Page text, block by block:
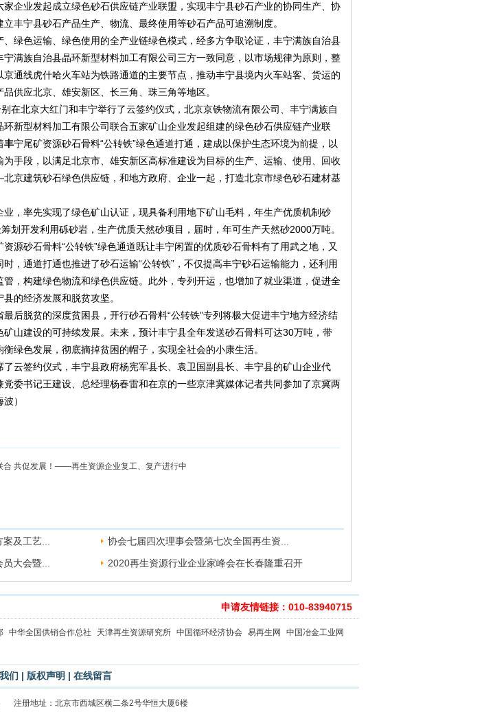
企业发起成立绿色砂石供应链产业联盟，实现丰宁县砂石产业的协同生产、协
丰宁县砂石产品生产、物流、最终使用等砂石产品可追溯制度。
绿色运输、绿色使用的全产业链绿色模式，经多方争取论证，丰宁满族自治县
宁满族自治县晶环新型材料加工有限公司三方一致同意，以市场规律为原则，整
通线虎什哈火车站为铁路通道的主要节点，推动丰宁县境内火车站客、货运的
供应北京、雄安新区、长三角、珠三角等地区。
在北京大红门和丰宁举行了云签约仪式，北京京铁物流有限公司、丰宁满族自
新型材料加工有限公司联合五家矿山企业发起组建的绿色砂石供应链产业联
丰宁尾矿资源砂石骨料“公转铁”绿色通道打通，建成以保护生态环境为前提，以
手段，以满足北京市、雄安新区高标准建设为目标的生产、运输、使用、回收
京建筑砂石绿色供应链，和地方政府、企业一起，打造北京市绿色砂石建材基
，率先实现了绿色矿山认证，现具备利用地下矿山毛料，年生产优质机制砂
划开发利用砾砂岩，生产优质天然砂项目，届时，年可生产天然砂2000万吨。
源砂石骨料“公转铁”绿色通道既让丰宁闲置的优质砂石骨料有了用武之地，又
，通道打通也推进了砂石运输“公转铁”，不仅提高丰宁砂石运输能力，还利用
，构建绿色物流和绿色供应链。此外，专列开运，也增加了就业渠道，促进全
的经济发展和脱贫攻坚。
后脱贫的深度贫困县，开行砂石骨料“公转铁”专列将极大促进丰宁地方经济结
山建设的可持续发展。未来，预计丰宁县全年发送砂石骨料可达30万吨，带
绿色发展，彻底摘掉贫困的帽子，实现全社会的小康生活。
云签约仪式，丰宁县政府杨宪军县长、袁卫国副县长、丰宁县的矿山企业代
委书记王建设、总经理杨春雷和在京的一些京津冀媒体记者共同参加了京冀两
）
合 共促发展！——再生资源企业复工、复产进行中
及工艺...
协会七届四次理事会暨第七次全国再生资...
大会暨...
2020再生资源行业企业家峰会在长春隆重召开
申请友情链接：010-83940715
中华全国供销合作总社 天津再生资源研究所 中国循环经济协会 易再生网
中国冶金工业网
们 | 版权声明 | 在线留言
册地址：北京市西城区横二条2号华恒大厦6楼